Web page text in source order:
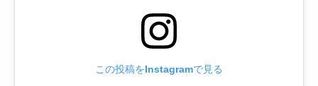
この投稿をInstagramで見る